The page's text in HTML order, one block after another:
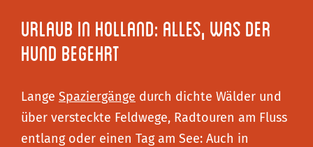
Urlaub in Holland: alles, was der
Hund begehrt
Lange Spaziergänge durch dichte Wälder und
über versteckte Feldwege, Radtouren am Fluss
entlang oder einen Tag am See: Auch in